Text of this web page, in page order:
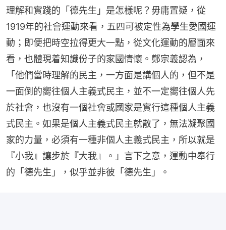
理解和實踐的「德先生」是怎樣呢？毋庸置疑，從
1919年的社會運動來看，五四可被定性為學生愛國運
動；即便把時空拉得更大一點，從文化運動的層面來
看，也體現着知識份子的家國情懷。鄭宗義認為，
「他們當時理解的民主，一方面是講個人的，但不是
一面倒的嚮往個人主義式民主，並不一定嚮往個人先
於社會，也沒有一個社會或國家是實行這種個人主義
式民主。如果是個人主義式民主就散了，無法凝聚國
家的力量，必須有一種非個人主義式民主，所以就是
『小我』讓步於『大我』。」言下之意，運動中奉行
的「德先生」，似乎並非彼「德先生」。